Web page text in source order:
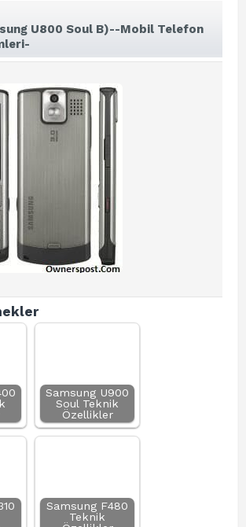
U800 Soul B)--Mobil Telefon
Samsung U900
Soul Teknik
Özellikler
Samsung F480
Teknik